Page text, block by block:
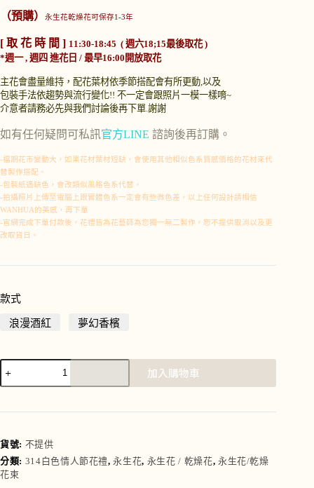
（預購） 永生花乾燥花可保存1-3年
[ 取 花 時 間 ] 11:30-18:45 ( 週六18;15最後取花 )
*週一 , 週四 進花日 / 最早16:00開放取花
主花會盡量維持，配花葉材依季節搭配會有所更動,以及
包裝手法依趨勢與流行變化!! 不一定會跟照片一模一樣唷~
介意者請務必先與我們討論後再下單.謝謝
如有任何疑問可私訊官方LINE 諮詢後再訂購。
-檔期花市變動大，如果花材葉材短缺，會使用其他相似色系質感價格的花材來代
替製作搭配。
-包裝紙遇缺色，會改類似風格色系代替。
-拍攝照片上傳至電腦上跟實體色系一定會有些微色差，以上任何設計請相信
WANHUA的美感，再下單
-官網完成下單付款後，花禮皆為花藝師為您獨一無二製作，恕不提供取消以及更
改取貨日。
款式
浪漫酒紅 夢幻香檳
加入購物車
r
n
a
t
貨號: 不提供
分類: 314白色情人節花禮,永生花, 永生花 / 乾燥花, 永生花/乾燥
花束